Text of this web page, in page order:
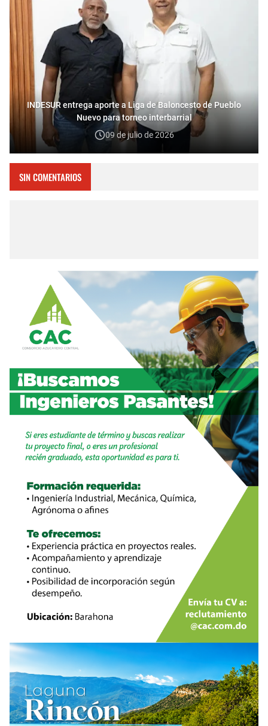
INDESUR entrega aporte a Liga de Baloncesto de Pueblo
Nuevo para torneo interbarrial
09 de julio de 2026
SIN COMENTARIOS